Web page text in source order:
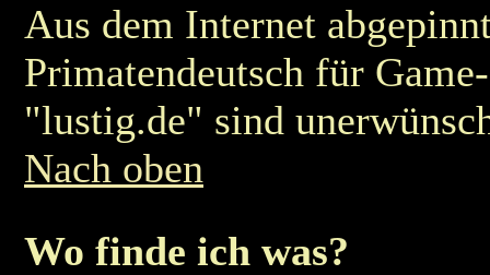
Aus dem Internet
Primatendeutsch für
"lustig.de" sind
Nach oben
Wo finde ich was?